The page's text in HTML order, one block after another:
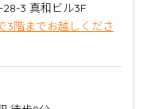
3 真和ビル3F
3階までお越しくださ